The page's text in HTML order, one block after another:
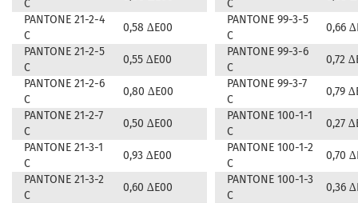
C
C
PANTONE 21-2-4
C
0,58 ∆E00
PANTONE 99-3-5
C
0,66
PANTONE 21-2-5
C
0,55 ∆E00
PANTONE 99-3-6
C
0,72
PANTONE 21-2-6
C
0,80 ∆E00
PANTONE 99-3-7
C
0,79
PANTONE 21-2-7
C
0,50 ∆E00
PANTONE 100-1-1
C
0,27
PANTONE 21-3-1
C
0,93 ∆E00
PANTONE 100-1-2
C
0,70
PANTONE 21-3-2
C
0,60 ∆E00
PANTONE 100-1-3
C
0,36